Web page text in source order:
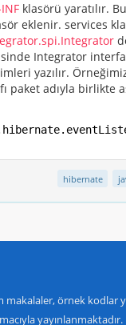
klasörü yaratılır.
eklenir. services
Integrator
yazılır.
paket adıyla birlikte
hibernate
makalaler, örnek kodlar
yayınlanmaktadır.